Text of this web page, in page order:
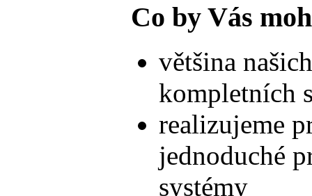
Co by Vás
většina
kompletních
realizujeme
jednoduché
systémy